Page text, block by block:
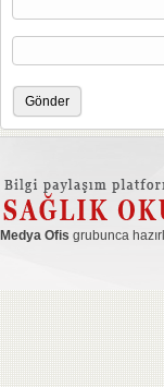
Medya Ofis grubunca